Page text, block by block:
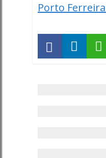
Porto